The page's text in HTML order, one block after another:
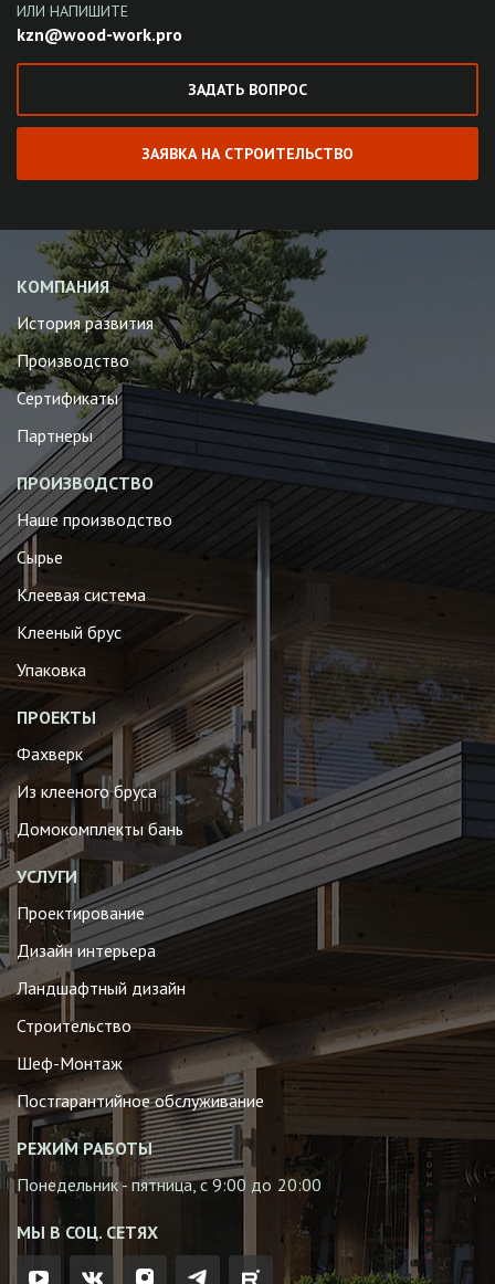
ИЛИ НАПИШИТЕ
kzn@wood-work.pro
ЗАДАТЬ ВОПРОС
ЗАЯВКА НА СТРОИТЕЛЬСТВО
КОМПАНИЯ
История развития
Производство
Сертификаты
Партнеры
ПРОИЗВОДСТВО
Наше производство
Сырье
Клеевая система
Клееный брус
Упаковка
ПРОЕКТЫ
Фахверк
Из клееного бруса
Домокомплекты бань
УСЛУГИ
Проектирование
Дизайн интерьера
Ландшафтный дизайн
Строительство
Шеф-Монтаж
Постгарантийное обслуживание
РЕЖИМ РАБОТЫ
Понедельник - пятница, с 9:00 до 20:00
МЫ В СОЦ. СЕТЯХ